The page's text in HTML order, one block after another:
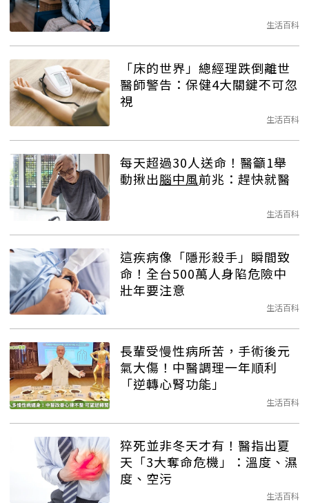
生活百科
「床的世界」總經理跌倒離世
醫師警告：保健4大關鍵不可忽
視
生活百科
每天超過30人送命！醫籲1舉
動揪出腦中風前兆：趕快就醫
生活百科
這疾病像「隱形殺手」瞬間致
命！全台500萬人身陷危險中
壯年要注意
生活百科
長輩受慢性病所苦，手術後元
氣大傷！中醫調理一年順利
「逆轉心腎功能」
生活百科
猝死並非冬天才有！醫指出夏
天「3大奪命危機」：溫度、濕
度、空污
生活百科